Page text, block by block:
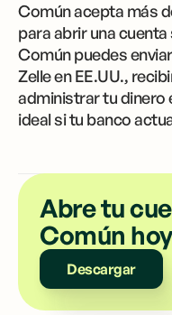
Común acepta más
para abrir una
Común puedes
Zelle en EE.UU.,
administrar tu dinero
ideal si tu banco
Abre tu
Común hoy
Descargar